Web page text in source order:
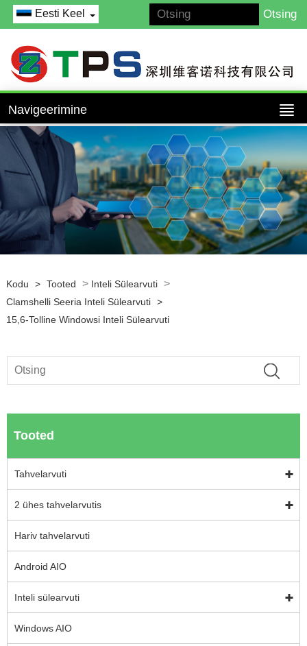
Eesti Keel
Navigeerimine
Kodu > Tooted > Inteli Sülearvuti >
Clamshelli Seeria Inteli Sülearvuti >
15,6-Tolline Windowsi Inteli Sülearvuti
Tooted
Tahvelarvuti
2 ühes tahvelarvutis
Hariv tahvelarvuti
Android AIO
Inteli sülearvuti
Windows AIO